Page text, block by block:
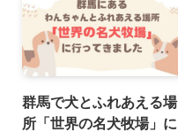
群馬で犬とふれあえる場
所「世界の名犬牧場」に